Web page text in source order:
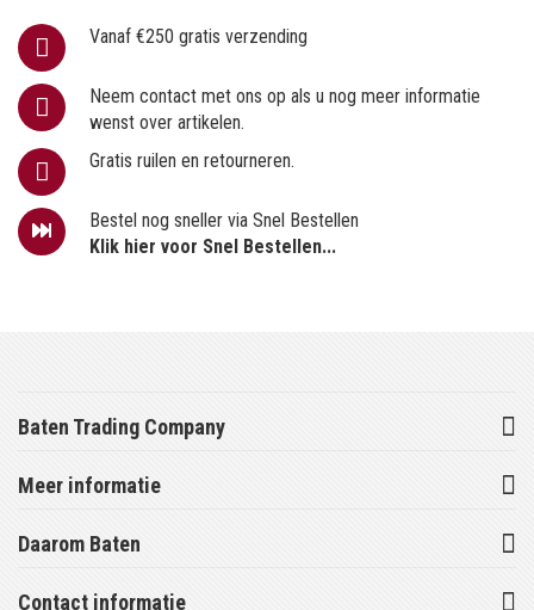
Vanaf €250 gratis verzending
Neem contact met ons op als u nog meer informatie
wenst over artikelen.
Gratis ruilen en retourneren.
Bestel nog sneller via Snel Bestellen
Klik hier voor Snel Bestellen...
Baten Trading Company
Meer informatie
Daarom Baten
Contact informatie